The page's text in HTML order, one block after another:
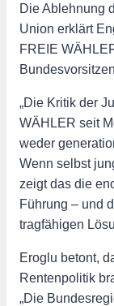
Die Ablehnung
Union erklärt
FREIE
„Die Kritik der
WÄHLER seit
weder
Wenn selbst
zeigt das die
Führung – und
tragfähigen
Eroglu betont,
Rentenpolitik
„Die